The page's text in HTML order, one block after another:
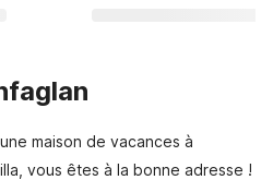
maison de vacances à
vous êtes à la bonne adresse !